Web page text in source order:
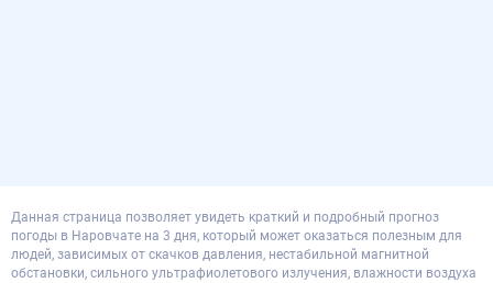
Данная страница позволяет увидеть краткий и подробный прогноз
погоды в Наровчате на 3 дня, который может оказаться полезным для
людей, зависимых от скачков давления, нестабильной магнитной
обстановки, сильного ультрафиолетового излучения, влажности воздуха